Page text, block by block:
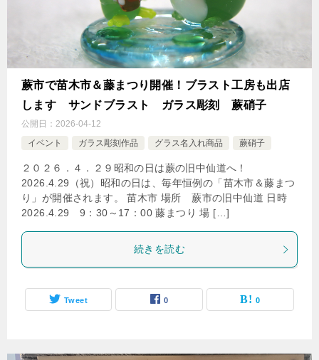
蕨市で苗木市＆藤まつり開催！ブラスト工房も出店
します サンドブラスト ガラス彫刻 蕨硝子
公開日： 2026-04-12
イベント
ガラス彫刻作品 グラス名入れ商品 蕨硝子
２０２６．４．２９昭和の日は蕨の旧中仙道へ！
2026.4.29（祝）昭和の日は、毎年恒例の「苗木市＆藤まつ
り」が開催されます。 苗木市 場所 蕨市の旧中仙道 日時
2026.4.29 9：30～17：00 藤まつり 場 […]
続きを読む
Tweet 0 0